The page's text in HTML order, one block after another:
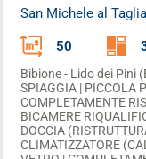
San Michele al
50
Bibione - Lido dei Pini
SPIAGGIA | PICCOLA
COMPLETAMENTE
BICAMERE
DOCCIA
CLIMATIZZATORE